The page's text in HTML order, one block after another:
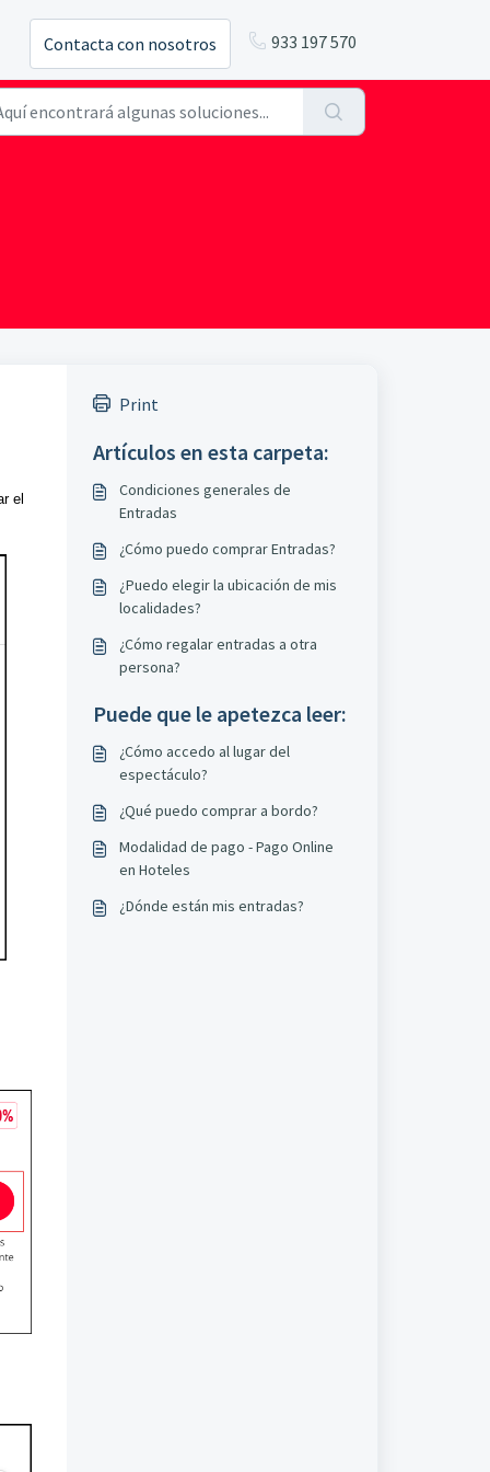
Contacta con nosotros 933 197 570
el
Print
Artículos en esta carpeta:
Condiciones generales de
Entradas
¿Cómo puedo comprar Entradas?
¿Puedo elegir la ubicación de mis
localidades?
¿Cómo regalar entradas a otra
persona?
Puede que le apetezca leer:
¿Cómo accedo al lugar del
espectáculo?
¿Qué puedo comprar a bordo?
Modalidad de pago - Pago Online
en Hoteles
¿Dónde están mis entradas?